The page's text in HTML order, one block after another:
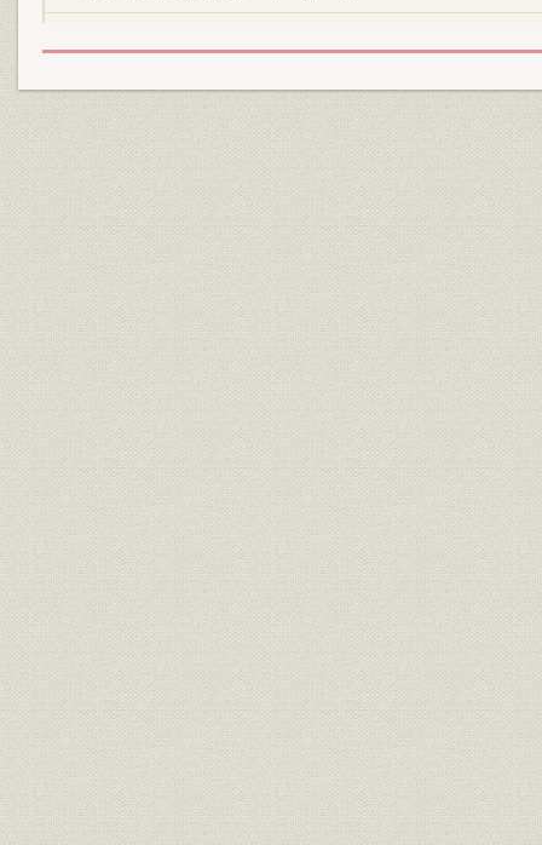
第2節 軍需生産への全面移行
〔第II編〕
第1章 戦後復興期(昭和20年―昭和30年)
第1節 荒廃から発展へ
第2節 戦後統制のもとで
第3節 生産再開と販売
第4節 業績の推移と人事・労務
第2章 高度経済成長下の競争と発展(昭和31年―昭和43年)
第1節 競争の開始と経営規模の拡大
第2節 新製法の工業化と研究開発体制の整備
第3節 多角化と近代的マーケティングの導入
第4節 企業の国際化と海外工場の建設
第5節 業績の推移と人事・労務
第3章 経営環境変化への対応(昭和44―昭和53年)
第1節 安全性問題、石油危機と経営
第2節 研究開発・生産体制の再編と合理化